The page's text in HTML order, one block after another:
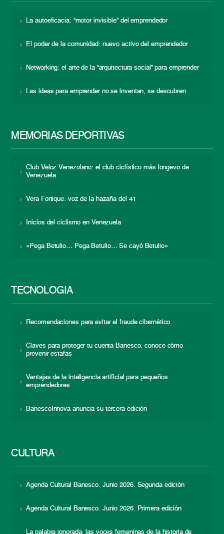
La autoeficacia: “motor invisible” del emprendedor
El poder de la comunidad: nuevo activo del emprendedor
Networking: el arte de la “arquitectura social” para emprender
Las ideas para emprender no se inventan, se descubren
MEMORIAS DEPORTIVAS
Club Veloz Venezolano: el club ciclístico más longevo de
Venezuela
Vera Fortique: voz de la hazaña del 41
Inicios del ciclismo en Venezuela
«Pega Betulio… Pega Betulio… Se cayó Betulio»
TECNOLOGÍA
Recomendaciones para evitar el fraude cibernético
Claves para proteger tu cuenta Banesco: conoce cómo
prevenir estafas
Ventajas de la inteligencia artificial para pequeños
emprendedores
BanescoInnova anuncia su tercera edición
CULTURA
Agenda Cultural Banesco. Junio 2026. Segunda edición
Agenda Cultural Banesco. Junio 2026. Primera edición
La palabra ignorada: las voces femeninas de la historia de